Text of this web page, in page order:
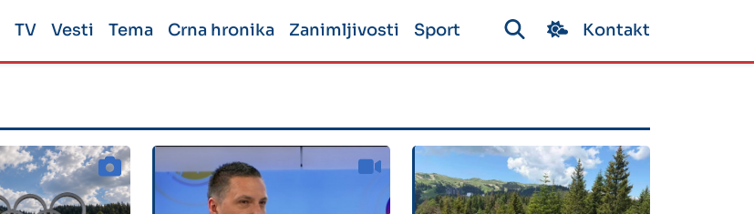
TV Vesti Tema Crna hronika Zanimljivosti Sport Kontakt